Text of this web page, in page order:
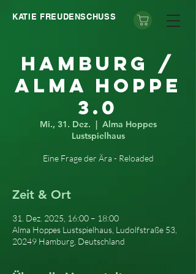
KATIE FREUDENSCHUSS
Hamburg /
Alma Hoppe
3.0
Mi., 31. Dez.
  |
Alma Hoppes
Lustspielhaus
Eine Frage der Ära - Reloaded
Zeit & Ort
31. Dez. 2025, 16:00 – 18:00
Alma Hoppes Lustspielhaus, Ludolfstraße 53,
20249 Hamburg, Deutschland